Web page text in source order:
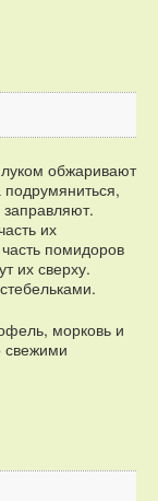
обжаривают
их
помидоров
их сверху.
морковь и
свежими